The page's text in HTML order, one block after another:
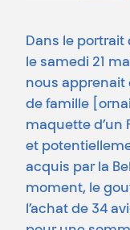
Dans le portrait
le samedi 21
nous apprenait
de famille
maquette d’un
et
acquis par la
moment, le
l’achat de 34